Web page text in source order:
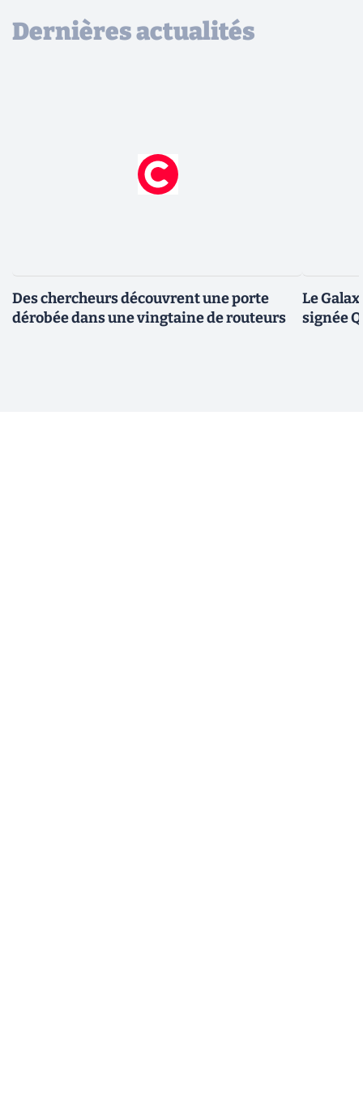
Dernières actualités
Des chercheurs découvrent une porte
dérobée dans une vingtaine de routeurs
Le
signée